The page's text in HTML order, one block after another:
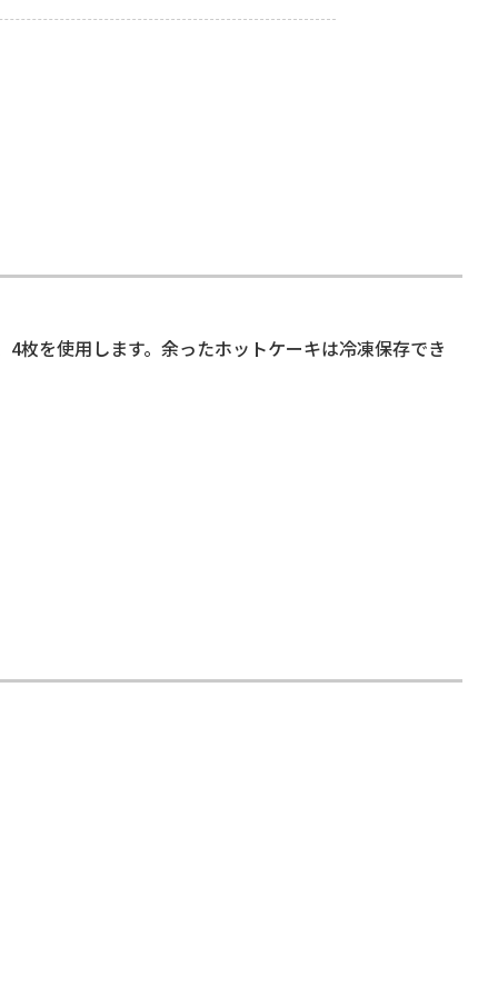
枚を使用します。余ったホットケーキは冷凍保存でき